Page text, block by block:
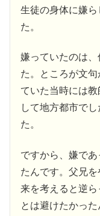
生徒の身体に嫌
た。
嫌っていたのは
た。ところが文
ていた当時には
して地方都市で
た。
ですから、嫌で
たんです。父兄
来を考えると逆
とは避けたかった